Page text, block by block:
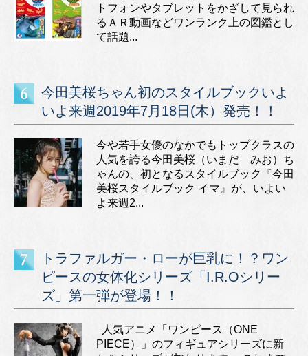
トフォンやタブレットをかざして見られ
るＡＲ動画などワンランク上の図鑑とし
て話題...
今田美桜ちゃん初のスタイルブックいよ
いよ来週2019年7月18日(木）発売！！
今や若手女優のなかでもトップクラスの
人気を誇る今田美桜（いまだ みお）ち
ゃんの、初となるスタイルブック『今田
美桜スタイルブック イマ』が、いよい
よ来週2...
トラファルガー・ローが巨乳に！？ワン
ピースの女体化シリーズ「I.R.Oシリー
ズ」第一弾が登場！！
人気アニメ「ワンピース（ONE
PIECE）」のフィギュアシリーズに新